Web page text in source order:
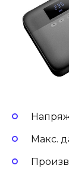
Макс.